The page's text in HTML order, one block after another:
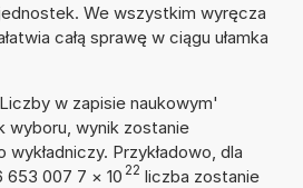
We wszystkim wyręcza
całą sprawę w ciągu ułamka
w zapisie naukowym'
wyboru, wynik zostanie
Przykładowo, dla
653 007 7 × 10 22 liczba zostanie